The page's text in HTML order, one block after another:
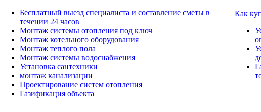
Бесплатный выезд специалиста и составление сметы в
течении 24 часов
Монтаж системы отопления под ключ
Монтаж котельного оборудования
Монтаж теплого пола
Монтаж системы водоснабжения
Установка сантехники
монтаж канализации
Проектирование систем отопления
Газификация объекта
Как